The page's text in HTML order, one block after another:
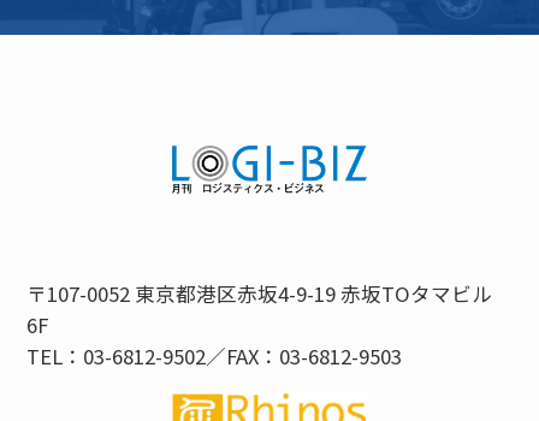
〒107-0052 東京都港区赤坂4-9-19 赤坂TOタマビル
6F
TEL：03-6812-9502／FAX：03-6812-9503